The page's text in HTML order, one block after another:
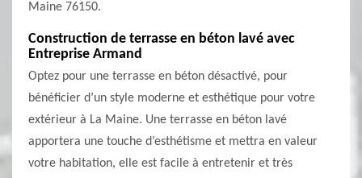
Maine 76150.
Construction de terrasse en béton lavé avec
Entreprise Armand
Optez pour une terrasse en béton désactivé, pour
bénéficier d’un style moderne et esthétique pour votre
extérieur à La Maine. Une terrasse en béton lavé
apportera une touche d’esthétisme et mettra en valeur
votre habitation, elle est facile à entretenir et très